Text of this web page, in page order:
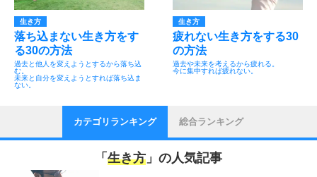
生き方
落ち込まない生き方をす
る30の方法
過去と他人を変えようとするから落ち込
む。
未来と自分を変えようとすれば落ち込ま
ない。
生き方
疲れない生き方をする30
の方法
過去や未来を考えるから疲れる。
今に集中すれば疲れない。
カテゴリランキング 総合ランキング
「 生き方 」の人気記事